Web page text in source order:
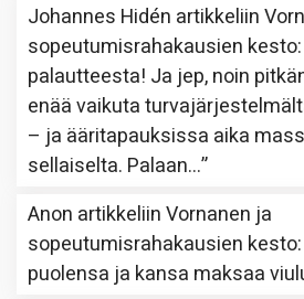
Johannes Hidén artikkeliin
sopeutumisrahakausien kesto
palautteesta! Ja jep, noin
enää vaikuta
– ja ääritapauksissa aika
sellaiselta. Palaan…”
Anon artikkeliinVornanen ja
sopeutumisrahakausien kesto
puolensa ja kansa maksaa